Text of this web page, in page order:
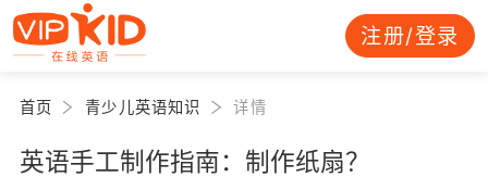
注册/登录
首页 青少儿英语知识 详情
英语手工制作指南：制作纸扇？